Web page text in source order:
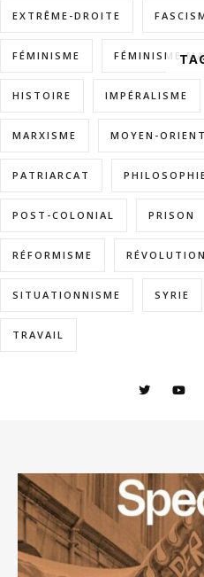
EXTRÊME-DROITE
FÉMINISME FÉMINISME
HISTOIRE IMPÉRALISME
MARXISME MOYEN-ORIENT
PATRIARCAT
POST-COLONIAL PRISON
RÉFORMISME RÉVOLUTION
SITUATIONNISME SYRIE
TRAVAIL